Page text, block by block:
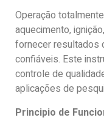
Operação
aquecimento,
fornecer resultados
confiáveis. Este
controle de
aplicações de
Principio de